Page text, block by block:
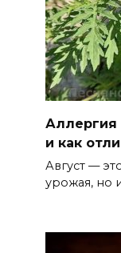
07
Атаку
небе
Аллергия
и как
Август —
урожая, но